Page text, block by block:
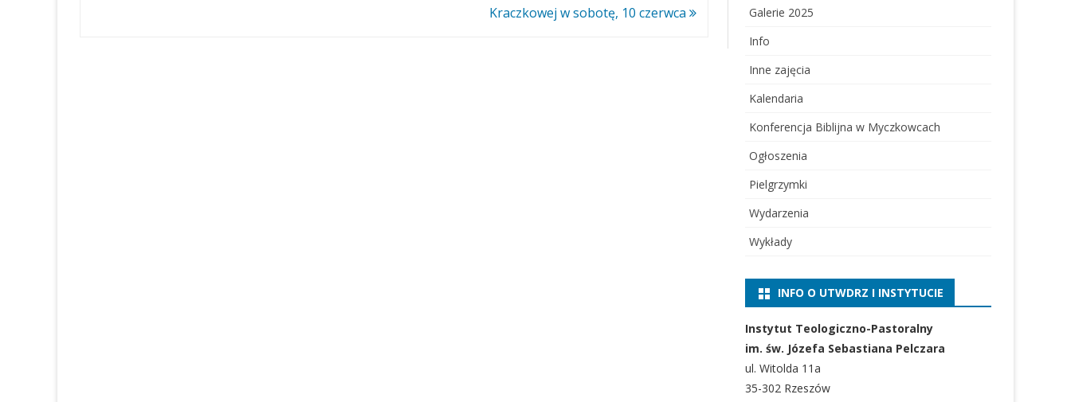
Kraczkowej w sobotę, 10 czerwca
Galerie 2025
Info
Inne zajęcia
Kalendaria
Konferencja Biblijna w Myczkowcach
Ogłoszenia
Pielgrzymki
Wydarzenia
Wykłady
INFO O UTWDRZ I INSTYTUCIE
Instytut Teologiczno-Pastoralny
im. św. Józefa Sebastiana Pelczara
ul. Witolda 11a
35-302 Rzeszów